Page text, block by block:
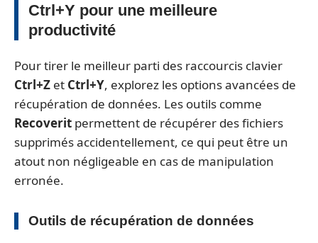
Ctrl+Y pour une meilleure
productivité
Pour tirer le meilleur parti des raccourcis clavier
Ctrl+Z et Ctrl+Y, explorez les options avancées de
récupération de données. Les outils comme
Recoverit permettent de récupérer des fichiers
supprimés accidentellement, ce qui peut être un
atout non négligeable en cas de manipulation
erronée.
Outils de récupération de données